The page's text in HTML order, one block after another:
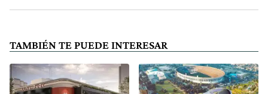
TAMBIÉN TE PUEDE INTERESAR